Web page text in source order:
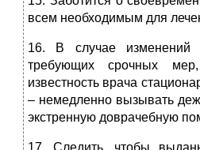
всем необходимым для
16. В случае изменений
требующих срочных
известность врача
– немедленно вызывать
экстренную доврачебную